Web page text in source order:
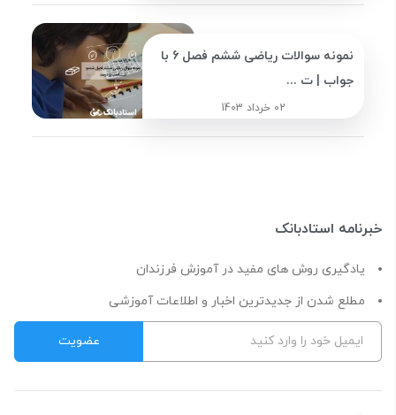
نمونه سوالات ریاضی ششم فصل 6 با
جواب | ت ...
02 خرداد 1403
خبرنامه استادبانک
یادگیری روش های مفید در آموزش فرزندان
مطلع شدن از جدیدترین اخبار و اطلاعات آموزشی